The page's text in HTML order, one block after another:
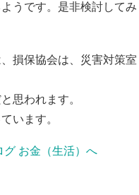
うです。是非検討してみ
損保協会は、災害対策室
思われます。
います。